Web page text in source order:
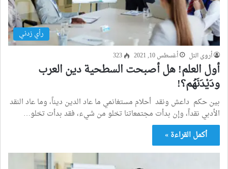
رأي زدني
أروى التل أغسطس 10, 2021 323
أول العلم! هل أصبحت السطحية دين العرب
ودَيْدَنَهُم؟!
بين حكم داعش ونقد أحلام مستغانمي ما عاد الدين ديناً، وما عاد النقد
الأدبي نقداً، وإن بدأت مجتمعاتنا تخلو من شيء، فقد بدأت تخلو…
أكمل القراءة »